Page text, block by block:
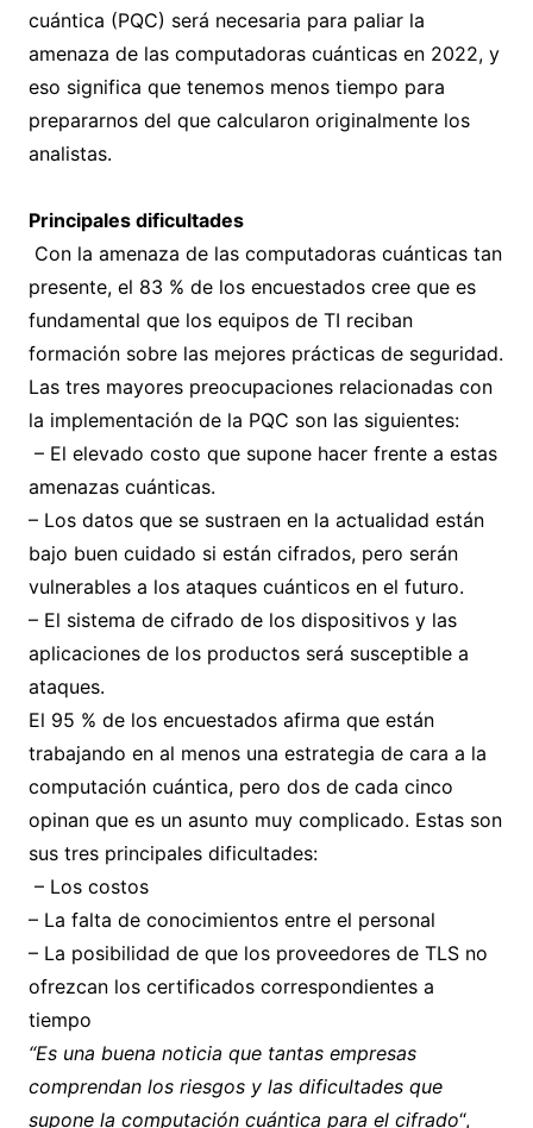
cuántica (PQC) será necesaria para paliar la
amenaza de las computadoras cuánticas en 2022, y
eso significa que tenemos menos tiempo para
prepararnos del que calcularon originalmente los
analistas.
Principales dificultades
Con la amenaza de las computadoras cuánticas tan
presente, el 83 % de los encuestados cree que es
fundamental que los equipos de TI reciban
formación sobre las mejores prácticas de seguridad.
Las tres mayores preocupaciones relacionadas con
la implementación de la PQC son las siguientes:
– El elevado costo que supone hacer frente a estas
amenazas cuánticas.
– Los datos que se sustraen en la actualidad están
bajo buen cuidado si están cifrados, pero serán
vulnerables a los ataques cuánticos en el futuro.
– El sistema de cifrado de los dispositivos y las
aplicaciones de los productos será susceptible a
ataques.
El 95 % de los encuestados afirma que están
trabajando en al menos una estrategia de cara a la
computación cuántica, pero dos de cada cinco
opinan que es un asunto muy complicado. Estas son
sus tres principales dificultades:
– Los costos
– La falta de conocimientos entre el personal
– La posibilidad de que los proveedores de TLS no
ofrezcan los certificados correspondientes a
tiempo
“Es una buena noticia que tantas empresas
comprendan los riesgos y las dificultades que
supone la computación cuántica para el cifrado“,